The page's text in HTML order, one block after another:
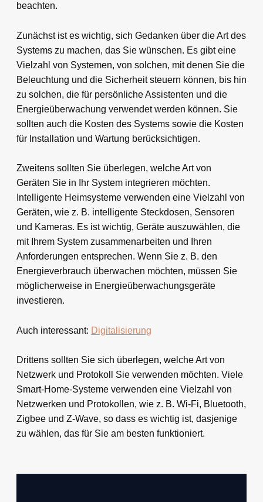
beachten.
Zunächst ist es wichtig, sich Gedanken über die Art des
Systems zu machen, das Sie wünschen. Es gibt eine
Vielzahl von Systemen, von solchen, mit denen Sie die
Beleuchtung und die Sicherheit steuern können, bis hin
zu solchen, die für persönliche Assistenten und die
Energieüberwachung verwendet werden können. Sie
sollten auch die Kosten des Systems sowie die Kosten
für Installation und Wartung berücksichtigen.
Zweitens sollten Sie überlegen, welche Art von
Geräten Sie in Ihr System integrieren möchten.
Intelligente Heimsysteme verwenden eine Vielzahl von
Geräten, wie z. B. intelligente Steckdosen, Sensoren
und Kameras. Es ist wichtig, Geräte auszuwählen, die
mit Ihrem System zusammenarbeiten und Ihren
Anforderungen entsprechen. Wenn Sie z. B. den
Energieverbrauch überwachen möchten, müssen Sie
möglicherweise in Energieüberwachungsgeräte
investieren.
Auch interessant: Digitalisierung
Drittens sollten Sie sich überlegen, welche Art von
Netzwerk und Protokoll Sie verwenden möchten. Viele
Smart-Home-Systeme verwenden eine Vielzahl von
Netzwerken und Protokollen, wie z. B. Wi-Fi, Bluetooth,
Zigbee und Z-Wave, so dass es wichtig ist, dasjenige
zu wählen, das für Sie am besten funktioniert.